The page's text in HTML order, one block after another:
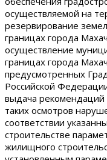
осуществляемой на
резервирование
границах города
осуществление
границах города
предусмотренных
Российской
выдача рекомендаций
таких осмотров
соответствии
строительстве
жилищного